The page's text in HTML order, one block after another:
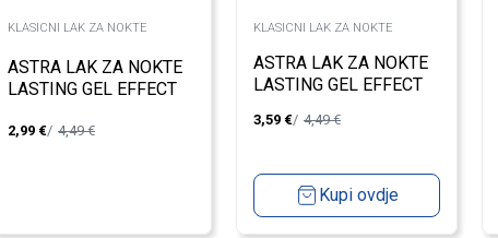
KLASICNI LAK ZA NOKTE
ASTRA LAK ZA NOKTE
LASTING GEL EFFECT
2,99 € 4,49€
KLASICNI LAK ZA NOKTE
ASTRA LAK ZA NOKTE
LASTING GEL EFFECT
3,59 € 4,49€
Kupi ovdje